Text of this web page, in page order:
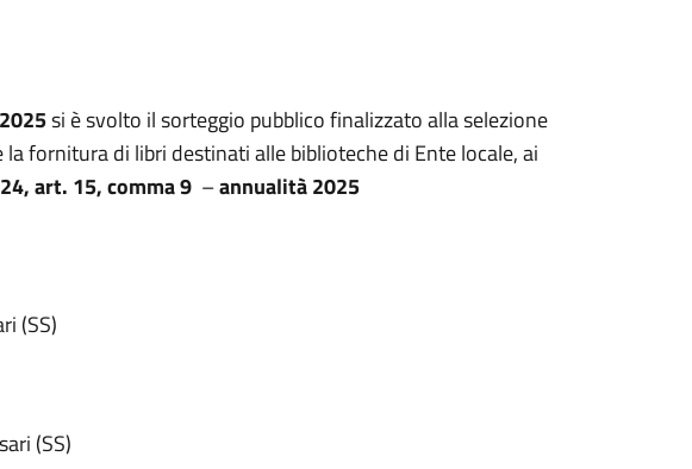
si è svolto il sorteggio pubblico finalizzato alla selezione
la fornitura di libri destinati alle biblioteche di Ente locale, ai
art. 15, comma 9 –annualità 2025
(SS)
(SS)